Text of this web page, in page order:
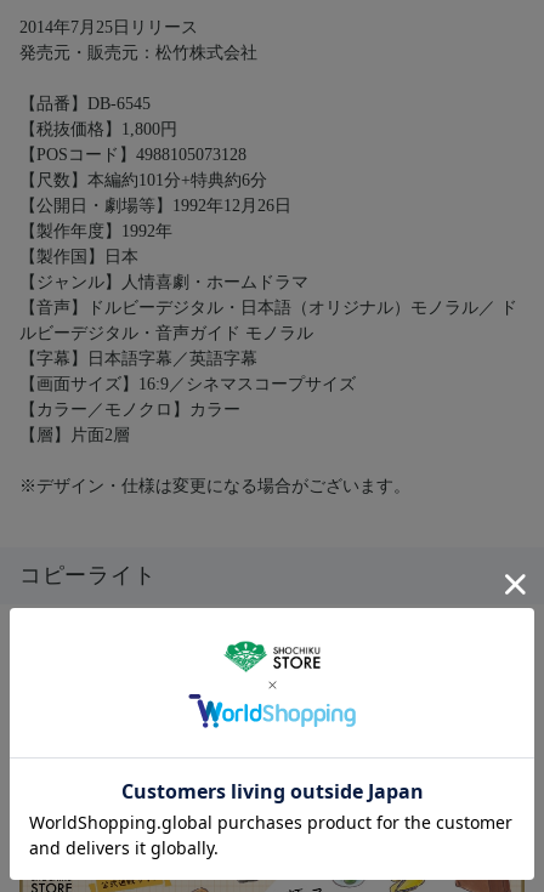
2014年7月25日リリース
発売元・販売元：松竹株式会社
【品番】DB-6545
【税抜価格】1,800円
【POSコード】4988105073128
【尺数】本編約101分+特典約6分
【公開日・劇場等】1992年12月26日
【製作年度】1992年
【製作国】日本
【ジャンル】人情喜劇・ホームドラマ
【音声】ドルビーデジタル・日本語（オリジナル）モノラル／ ド
ルビーデジタル・音声ガイド モノラル
【字幕】日本語字幕／英語字幕
【画面サイズ】16:9／シネマスコープサイズ
【カラー／モノクロ】カラー
【層】片面2層
※デザイン・仕様は変更になる場合がございます。
コピーライト
『男はつらいよ』公式通販サイト 寅さんス